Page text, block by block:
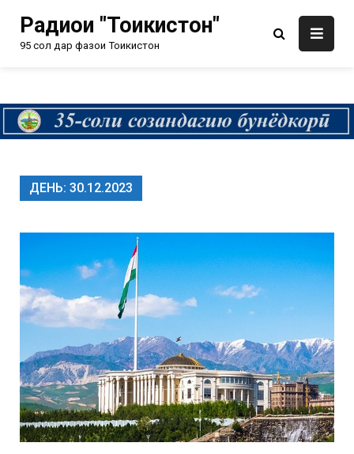
Радиои "Тоҷикистон"
95 сол дар фазои Тоҷикистон
ДЕНЬ: 30.12.2023